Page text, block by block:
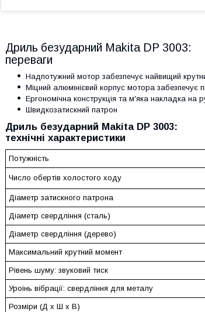
Дриль безударний Makita DP 3003:
переваги
Надпотужний мотор забезпечує найвищий
Міцний алюмінієвий корпус мотора забезпечує
Ергономічна конструкція та м'яка накладка на
Швидкозатискний патрон
Дриль безударний Makita DP 3003:
технічні характеристики
Потужність
Число обертів холостого ходу
Діаметр затискного патрона
Діаметр свердління (сталь)
Діаметр свердління (дерево)
Максимальний крутний момент
Рівень шуму: звуковий тиск
Уроінь вібрації: свердління для металу
Розміри (Д х Ш х В)